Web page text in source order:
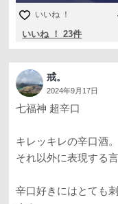
いいね ！
いいね ！ 23件
戒。
2024年9月17日
七福神 超辛口
キレッキレの辛口酒。
それ以外に表現する
辛口好きにはとても